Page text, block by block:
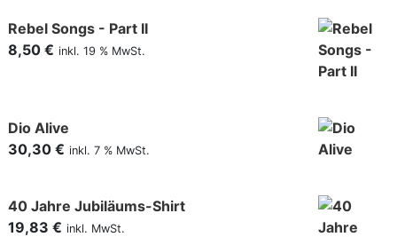
Rebel Songs - Part II
8,50 € inkl. 19 % MwSt.
Dio Alive
30,30 € inkl. 7 % MwSt.
40 Jahre Jubiläums-Shirt
19,83 € inkl. MwSt.